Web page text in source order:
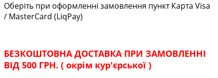
Оберіть при оформленні замовлення пункт Карта Visa
/ MasterCard (LiqPay)
БЕЗКОШТОВНА ДОСТАВКА ПРИ ЗАМОВЛЕННІ
ВІД 500 ГРН. ( окрім кур'єрської )